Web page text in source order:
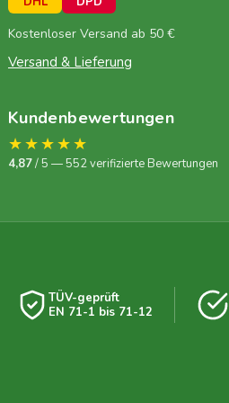
Kostenloser Versand ab 50 €
Versand & Lieferung
Kundenbewertungen
★★★★★
4,87/ 5 — 552 verifizierte Bewertungen
TÜV-geprüft
EN 71-1 bis 71-12